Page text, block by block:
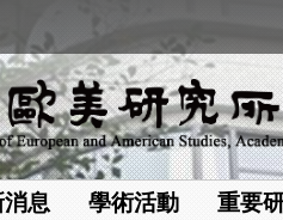
息 學術活動 重要